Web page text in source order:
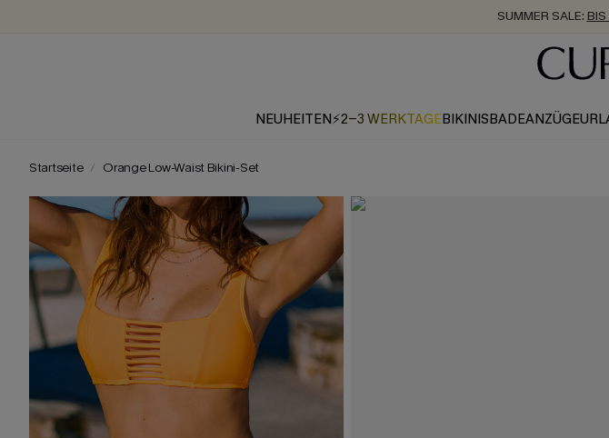
SUMMER SALE:
ZUM NEWSLETTER:BIS
KOSTENLOSER
NEUHEITEN⚡2-3 WERKTAGEBIKINISBADEANZÜGE
Startseite Orange Low-Waist Bikini-Set